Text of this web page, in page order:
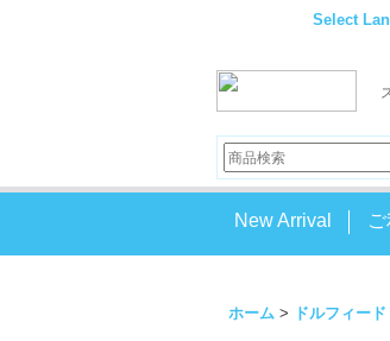
Select
New Arrival
ホーム > ドルフィー